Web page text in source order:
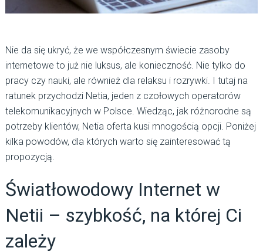
Nie da się ukryć, że we współczesnym świecie zasoby
internetowe to już nie luksus, ale konieczność. Nie tylko do
pracy czy nauki, ale również dla relaksu i rozrywki. I tutaj na
ratunek przychodzi Netia, jeden z czołowych operatorów
telekomunikacyjnych w Polsce. Wiedząc, jak różnorodne są
potrzeby klientów, Netia oferta kusi mnogością opcji. Poniżej
kilka powodów, dla których warto się zainteresować tą
propozycją.
Światłowodowy Internet w
Netii – szybkość, na której Ci
zależy